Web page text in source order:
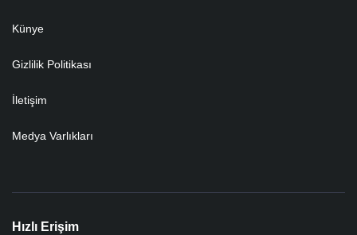
Künye
Gizlilik Politikası
İletişim
Medya Varlıkları
Hızlı Erişim